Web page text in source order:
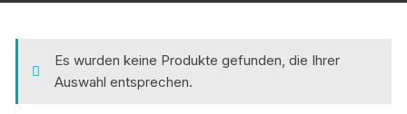
Es wurden keine Produkte gefunden, die Ihrer
Auswahl entsprechen.